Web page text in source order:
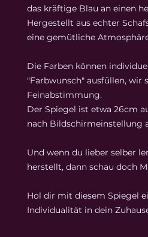
das kräftige Blau an einen
Hergestellt aus echter
eine gemütliche
Die Farben können
"Farbwunsch" ausfüllen, wir
Feinabstimmung.
Der Spiegel ist etwa 26cm
nach Bildschirmeinstellung
Und wenn du lieber selber
herstellt, dann schau doch
Hol dir mit diesem Spiegel
Individualität in dein